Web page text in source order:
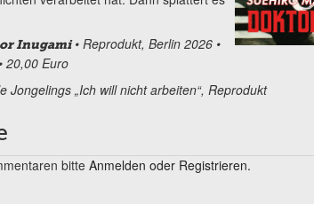
Inugami• Reprodukt, Berlin 2026 •
20,00 Euro
Jongelings „Ich will nicht arbeiten“, Reprodukt
bitteAnmelden oder Registrieren.